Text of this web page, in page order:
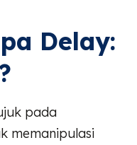
Delay:
pada
memanipulasi